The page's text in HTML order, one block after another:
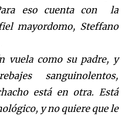
eso cuenta con la
mayordomo, Steffano
vuela como su padre, y
sanguinolentos,
está en otra. Está
y no quiere que le